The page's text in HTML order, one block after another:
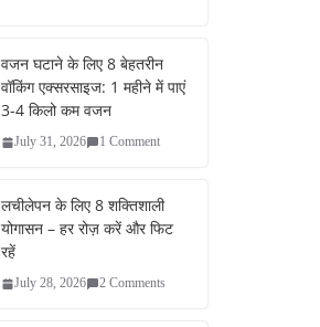
वजन घटाने के लिए 8 बेहतरीन
वॉकिंग एक्सरसाइज: 1 महीने में पाएं
3-4 किलो कम वजन
July 31, 2026 1 Comment
लचीलेपन के लिए 8 शक्तिशाली
योगासन – हर रोज़ करें और फिट
रहें
July 28, 2026 2 Comments